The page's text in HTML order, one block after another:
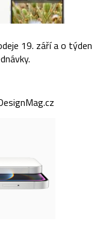
19. září a o týden